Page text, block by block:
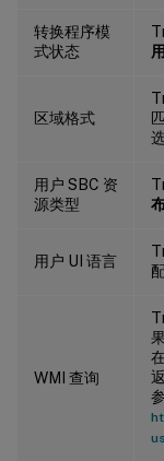
转换程序模
式状态
区域格式
用户 SBC 资
源类型
用户 UI 语言
WMI 查询